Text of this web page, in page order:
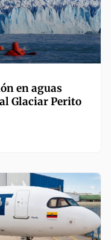
en aguas
Glaciar Perito